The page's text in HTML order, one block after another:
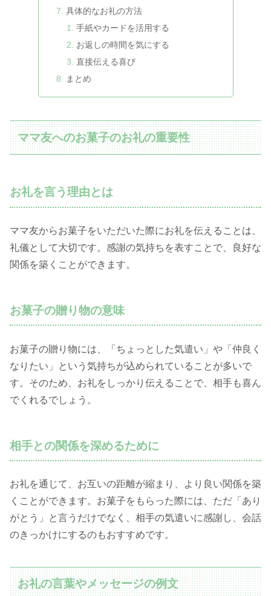
具体的なお礼の方法
手紙やカードを活用する
お返しの時間を気にする
直接伝える喜び
まとめ
ママ友へのお菓子のお礼の重要性
お礼を言う理由とは
ママ友からお菓子をいただいた際にお礼を伝えることは、
礼儀として大切です。感謝の気持ちを表すことで、良好な
関係を築くことができます。
お菓子の贈り物の意味
お菓子の贈り物には、「ちょっとした気遣い」や「仲良く
なりたい」という気持ちが込められていることが多いで
す。そのため、お礼をしっかり伝えることで、相手も喜ん
でくれるでしょう。
相手との関係を深めるために
お礼を通じて、お互いの距離が縮まり、より良い関係を築
くことができます。お菓子をもらった際には、ただ「あり
がとう」と言うだけでなく、相手の気遣いに感謝し、会話
のきっかけにするのもおすすめです。
お礼の言葉やメッセージの例文